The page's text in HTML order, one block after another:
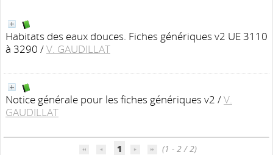
Habitats des eaux douces. Fiches génériques v2 UE 3110
à 3290 /V. GAUDILLAT
Notice générale pour les fiches génériques v2 /V.
GAUDILLAT
1 (1 - 2 / 2)